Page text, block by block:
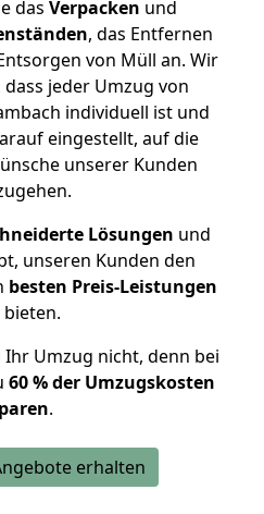
das Verpacken und
, das Entfernen
von Müll an. Wir
jeder Umzug von
individuell ist und
eingestellt, auf die
unserer Kunden
Lösungen und
unseren Kunden den
besten Preis-Leistungen
bieten.
Umzug nicht, denn bei
60 % der Umzugskosten
.
erhalten